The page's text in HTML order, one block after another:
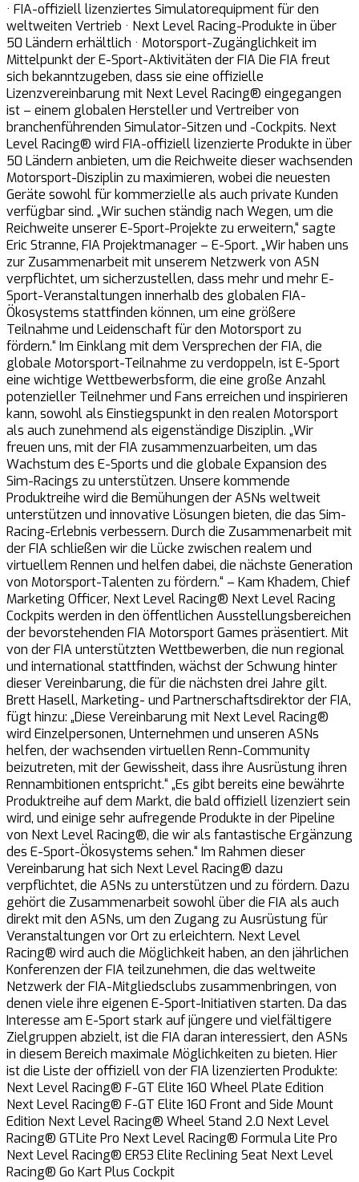
· FIA-offiziell lizenziertes Simulatorequipment für den
weltweiten Vertrieb · Next Level Racing-Produkte in über
50 Ländern erhältlich · Motorsport-Zugänglichkeit im
Mittelpunkt der E-Sport-Aktivitäten der FIA Die FIA freut
sich bekanntzugeben, dass sie eine offizielle
Lizenzvereinbarung mit Next Level Racing® eingegangen
ist – einem globalen Hersteller und Vertreiber von
branchenführenden Simulator-Sitzen und -Cockpits. Next
Level Racing® wird FIA-offiziell lizenzierte Produkte in über
50 Ländern anbieten, um die Reichweite dieser wachsenden
Motorsport-Disziplin zu maximieren, wobei die neuesten
Geräte sowohl für kommerzielle als auch private Kunden
verfügbar sind. „Wir suchen ständig nach Wegen, um die
Reichweite unserer E-Sport-Projekte zu erweitern,“ sagte
Eric Stranne, FIA Projektmanager – E-Sport. „Wir haben uns
zur Zusammenarbeit mit unserem Netzwerk von ASN
verpflichtet, um sicherzustellen, dass mehr und mehr E-
Sport-Veranstaltungen innerhalb des globalen FIA-
Ökosystems stattfinden können, um eine größere
Teilnahme und Leidenschaft für den Motorsport zu
fördern.“ Im Einklang mit dem Versprechen der FIA, die
globale Motorsport-Teilnahme zu verdoppeln, ist E-Sport
eine wichtige Wettbewerbsform, die eine große Anzahl
potenzieller Teilnehmer und Fans erreichen und inspirieren
kann, sowohl als Einstiegspunkt in den realen Motorsport
als auch zunehmend als eigenständige Disziplin. „Wir
freuen uns, mit der FIA zusammenzuarbeiten, um das
Wachstum des E-Sports und die globale Expansion des
Sim-Racings zu unterstützen. Unsere kommende
Produktreihe wird die Bemühungen der ASNs weltweit
unterstützen und innovative Lösungen bieten, die das Sim-
Racing-Erlebnis verbessern. Durch die Zusammenarbeit mit
der FIA schließen wir die Lücke zwischen realem und
virtuellem Rennen und helfen dabei, die nächste Generation
von Motorsport-Talenten zu fördern.“ – Kam Khadem, Chief
Marketing Officer, Next Level Racing® Next Level Racing
Cockpits werden in den öffentlichen Ausstellungsbereichen
der bevorstehenden FIA Motorsport Games präsentiert. Mit
von der FIA unterstützten Wettbewerben, die nun regional
und international stattfinden, wächst der Schwung hinter
dieser Vereinbarung, die für die nächsten drei Jahre gilt.
Brett Hasell, Marketing- und Partnerschaftsdirektor der FIA,
fügt hinzu: „Diese Vereinbarung mit Next Level Racing®
wird Einzelpersonen, Unternehmen und unseren ASNs
helfen, der wachsenden virtuellen Renn-Community
beizutreten, mit der Gewissheit, dass ihre Ausrüstung ihren
Rennambitionen entspricht.“ „Es gibt bereits eine bewährte
Produktreihe auf dem Markt, die bald offiziell lizenziert sein
wird, und einige sehr aufregende Produkte in der Pipeline
von Next Level Racing®, die wir als fantastische Ergänzung
des E-Sport-Ökosystems sehen.“ Im Rahmen dieser
Vereinbarung hat sich Next Level Racing® dazu
verpflichtet, die ASNs zu unterstützen und zu fördern. Dazu
gehört die Zusammenarbeit sowohl über die FIA als auch
direkt mit den ASNs, um den Zugang zu Ausrüstung für
Veranstaltungen vor Ort zu erleichtern. Next Level
Racing® wird auch die Möglichkeit haben, an den jährlichen
Konferenzen der FIA teilzunehmen, die das weltweite
Netzwerk der FIA-Mitgliedsclubs zusammenbringen, von
denen viele ihre eigenen E-Sport-Initiativen starten. Da das
Interesse am E-Sport stark auf jüngere und vielfältigere
Zielgruppen abzielt, ist die FIA daran interessiert, den ASNs
in diesem Bereich maximale Möglichkeiten zu bieten. Hier
ist die Liste der offiziell von der FIA lizenzierten Produkte:
Next Level Racing® F-GT Elite 160 Wheel Plate Edition
Next Level Racing® F-GT Elite 160 Front and Side Mount
Edition Next Level Racing® Wheel Stand 2.0 Next Level
Racing® GTLite Pro Next Level Racing® Formula Lite Pro
Next Level Racing® ERS3 Elite Reclining Seat Next Level
Racing® Go Kart Plus Cockpit